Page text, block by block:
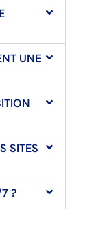
UNE
SITES
?